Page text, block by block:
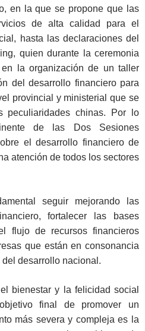
en la que se propone que las
de alta calidad para el
hasta las declaraciones del
quien durante la ceremonia
la organización de un taller
del desarrollo financiero para
provincial y ministerial que se
peculiaridades chinas. Por lo
de las Dos Sesiones
el desarrollo financiero de
atención de todos los sectores
seguir mejorando las
fortalecer las bases
flujo de recursos financieros
que están en consonancia
desarrollo nacional.
bienestar y la felicidad social
final de promover un
más severa y compleja es la